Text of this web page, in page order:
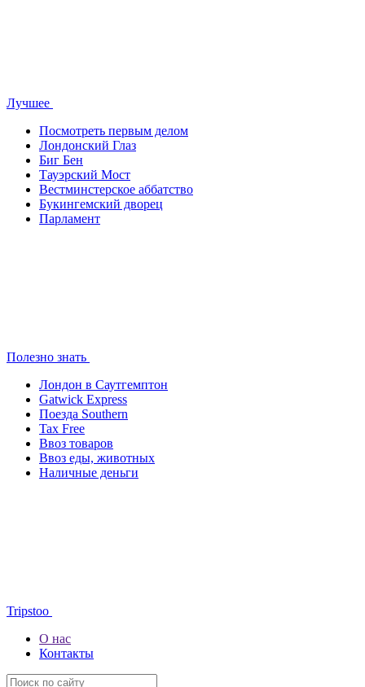
Лучшее
Посмотреть первым делом
Лондонский Глаз
Биг Бен
Тауэрский Мост
Вестминстерское аббатство
Букингемский дворец
Парламент
Полезно знать
Лондон в Саутгемптон
Gatwick Express
Поезда Southern
Tax Free
Ввоз товаров
Ввоз еды, животных
Наличные деньги
Tripstoo
О нас
Контакты